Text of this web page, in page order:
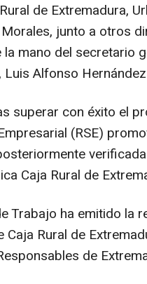
de Extremadura,
junto a otros
mano del secretario
Alfonso
superar con éxito el
(RSE)
Caja Rural de
Trabajo ha emitido la
Rural de
de